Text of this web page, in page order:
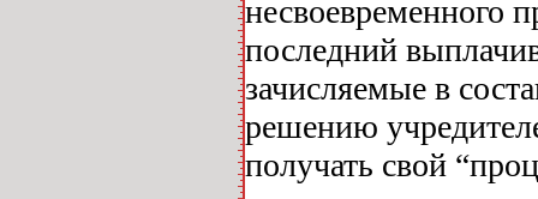
несвоевременного
последний
зачисляемые в
решению
получать свой